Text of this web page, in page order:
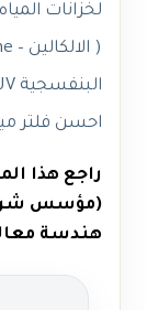
لخزانات
البنفسجية UV.
احسن فلتر
راجع هذا
هندسة